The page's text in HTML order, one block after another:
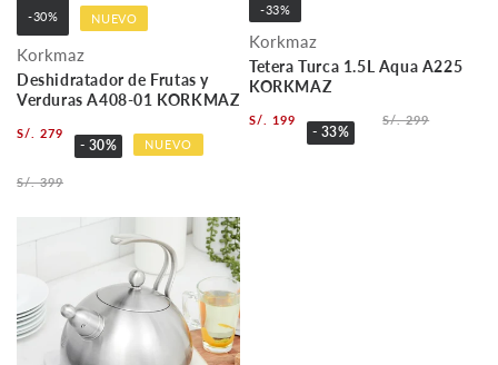
-30% NUEVO
Korkmaz
Deshidratador de Frutas y
Verduras A408-01 KORKMAZ
S/. 279
- 30% NUEVO
S/. 399
-33%
Korkmaz
Tetera Turca 1.5L Aqua A225
KORKMAZ
S/. 199
- 33%
S/. 299